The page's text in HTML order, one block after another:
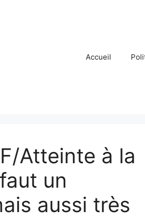
Accueil
Atteinte à la
un
aussi très